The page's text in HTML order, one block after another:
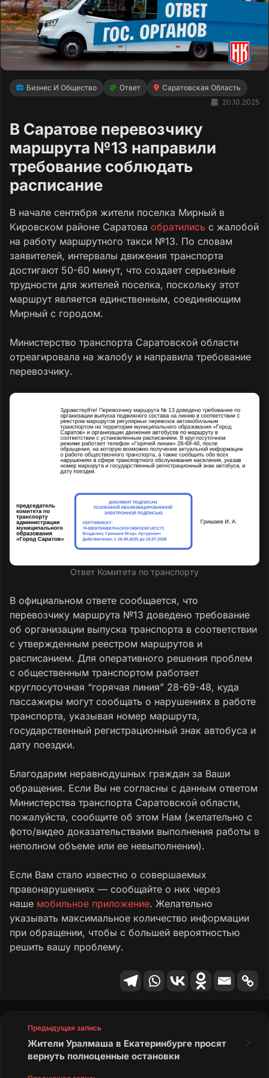
Бизнес И Общество Ответ
Саратовская Область
20.10.2025
В Саратове перевозчику
маршрута №13 направили
требование соблюдать
расписание
В начале сентября жители поселка Мирный в
Кировском районе Саратова обратились с жалобой
на работу маршрутного такси №13. По словам
заявителей, интервалы движения транспорта
достигают 50-60 минут, что создает серьезные
трудности для жителей поселка, поскольку этот
маршрут является единственным, соединяющим
Мирный с городом.
Министерство транспорта Саратовской области
отреагировала на жалобу и направила требование
перевозчику.
Ответ Комитета по транспорту
В официальном ответе сообщается, что
перевозчику маршрута №13 доведено требование
об организации выпуска транспорта в соответствии
с утвержденным реестром маршрутов и
расписанием. Для оперативного решения проблем
с общественным транспортом работает
круглосуточная “горячая линия” 28-69-48, куда
пассажиры могут сообщать о нарушениях в работе
транспорта, указывая номер маршрута,
государственный регистрационный знак автобуса и
дату поездки.
Благодарим неравнодушных граждан за Ваши
обращения. Если Вы не согласны с данным ответом
Министерства транспорта Саратовской области,
пожалуйста, сообщите об этом Нам (желательно с
фото/видео доказательствами выполнения работы в
неполном объеме или ее невыполнении).
Если Вам стало известно о совершаемых
правонарушениях — сообщайте о них через
наше мобильное приложение. Желательно
указывать максимальное количество информации
при обращении, чтобы с большей вероятностью
решить вашу проблему.
Предыдущая запись
Жители Уралмаша в Екатеринбурге просят
вернуть полноценные остановки